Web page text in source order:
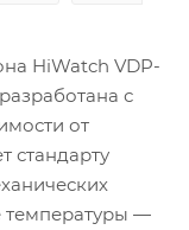
HiWatch VDP-
с
от
стандарту
температуры —